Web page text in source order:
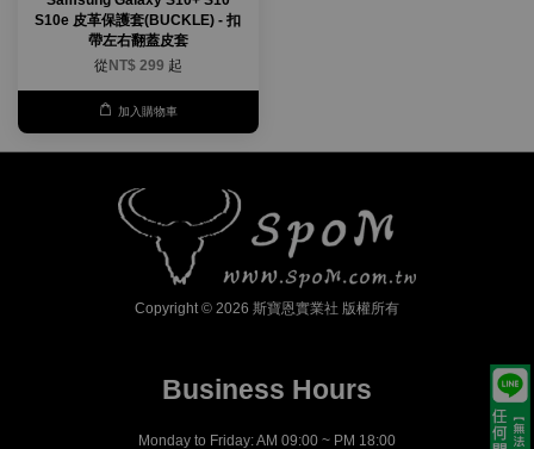
S10e 皮革保護套(BUCKLE) - 扣
帶左右翻蓋皮套
從 NT$ 299 起
加入購物車
Copyright © 2026 斯寶恩實業社 版權所有
Business Hours
Monday to Friday: AM 09:00 ~ PM 18:00